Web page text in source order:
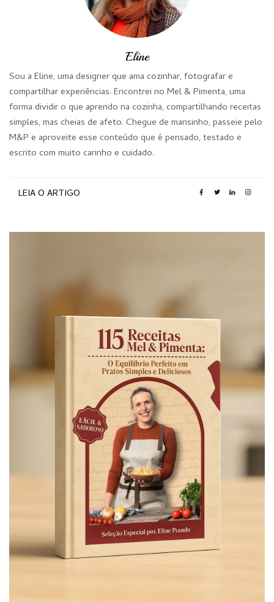
Eline
Sou a Eline, uma designer que ama cozinhar, fotografar e
compartilhar experiências. Encontrei no Mel & Pimenta, uma
forma dividir o que aprendo na cozinha, compartilhando receitas
simples, mas cheias de afeto. Chegue de mansinho, passeie pelo
M&P e aproveite esse conteúdo que é pensado, testado e
escrito com muito carinho e cuidado.
LEIA O ARTIGO